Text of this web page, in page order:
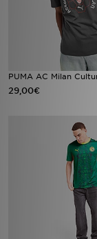
PUMA AC Milan
29,00€